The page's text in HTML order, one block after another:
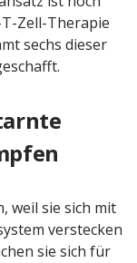
T-Zell-Therapie
sechs dieser
weil sie sich mit
verstecken
sie sich für